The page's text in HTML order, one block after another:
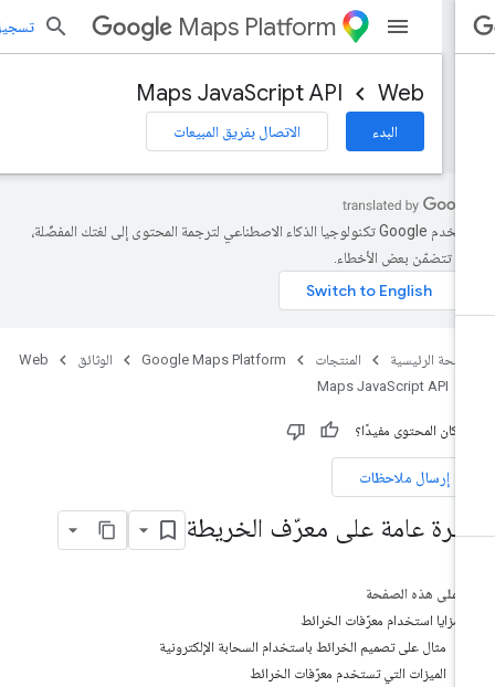
Maps Platform تسجيل
Web
Maps JavaScript API
الاتصال بفريق المبيعات
تستخدم Google تكنولوجيا الذكاء الاصطناعي لترجمة المحتوى إلى لغتك المفضّلة،
تتضمّن بعض الأخطاء.
الرئيسية المنتجات Google Maps Platform الوثائق
Web
Maps JavaScript API
كان المحتوى مفيدًا؟
إرسال ملاحظات
عامة على معرّف الخريطة
على هذه الصفحة
مزايا استخدام معرّفات الخرائط
مثال على تصميم الخرائط باستخدام السحابة الإلكترونية
الميزات التي تستخدم معرّفات الخرائط